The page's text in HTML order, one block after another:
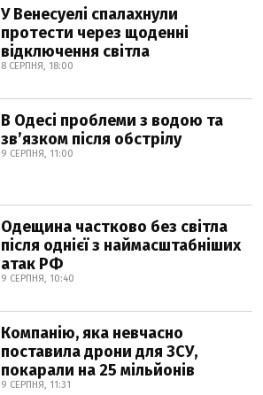
У Венесуелі спалахнули
протести через щоденні
відключення світла
8 СЕРПНЯ, 18:00
В Одесі проблеми з водою та
звʼязком після обстрілу
9 СЕРПНЯ, 11:00
Одещина частково без світла
після однієї з наймасштабніших
атак РФ
9 СЕРПНЯ, 10:40
Компанію, яка невчасно
поставила дрони для ЗСУ,
покарали на 25 мільйонів
9 СЕРПНЯ, 11:31